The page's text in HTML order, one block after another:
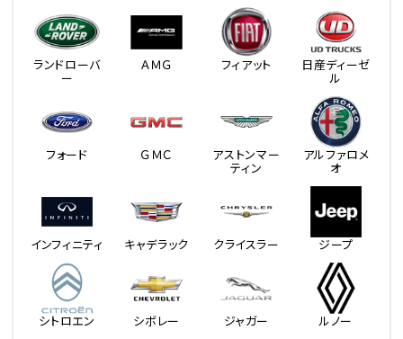
ランドローバ
ー
ＡＭＧ フィアット 日産ディーゼ
ル
フォード ＧＭＣ アストンマー
ティン
アルファロメ
オ
インフィニティ キャデラック クライスラー ジープ
シトロエン シボレー ジャガー ルノー